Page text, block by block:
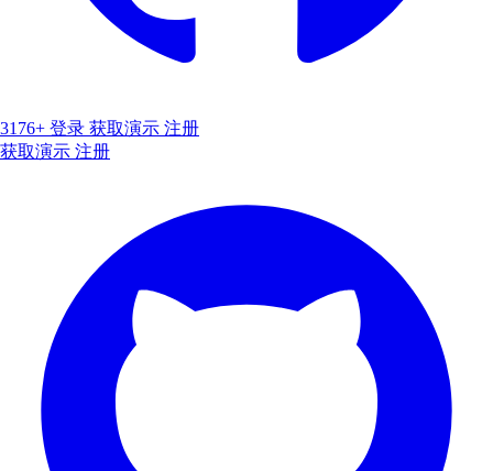
3176+ 登录 获取演示 注册
获取演示 注册